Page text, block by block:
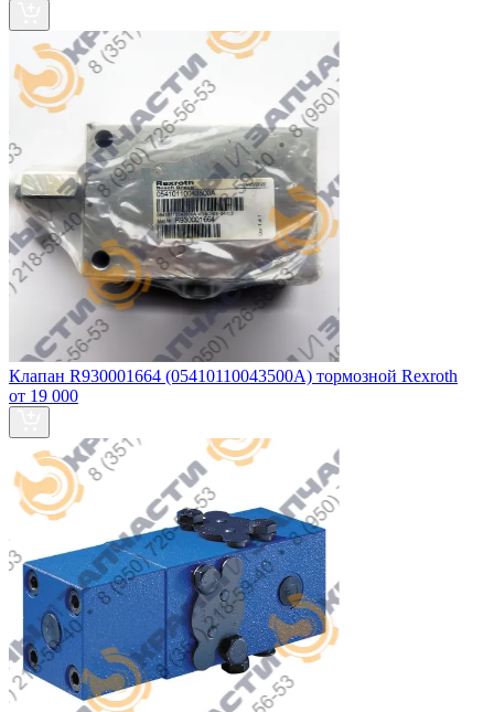
Клапан R930001664 (05410110043500А) тормозной Rexroth
от 19 000